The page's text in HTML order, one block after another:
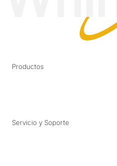
Productos
Servicio y Soporte